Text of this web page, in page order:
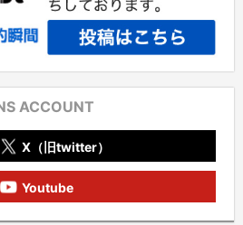
ACCOUNT
X（旧twitter）
Youtube